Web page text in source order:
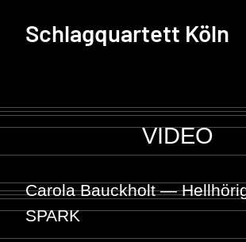
Schlagquartett Köln
VIDEO
Carola Bauckholt —
SPARK